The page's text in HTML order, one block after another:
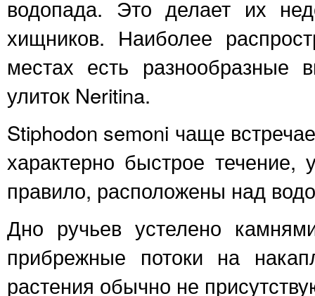
водопада. Это делает их
хищников. Наиболее
местах есть разнообразные
улиток Neritina.
Stiphodon semoni чаще
характерно быстрое течение,
правило, расположены над
Дно ручьев устелено
прибрежные потоки на
растения обычно не